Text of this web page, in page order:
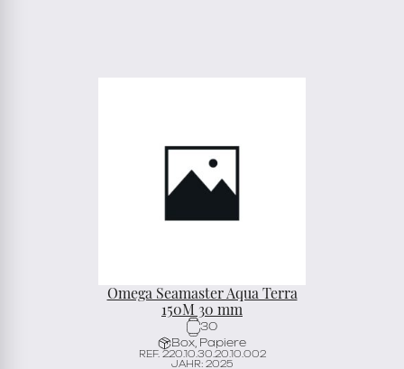
Omega Seamaster Aqua Terra
150M 30 mm
30
Box, Papiere
REF. 220.10.30.20.10.002
JAHR: 2025